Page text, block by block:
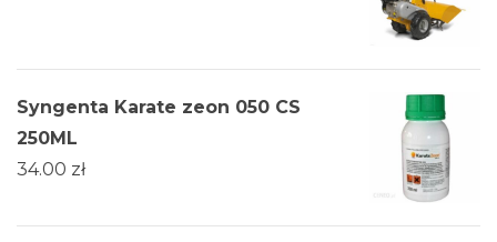
Syngenta Karate zeon 050 CS
250ML
34.00 zł